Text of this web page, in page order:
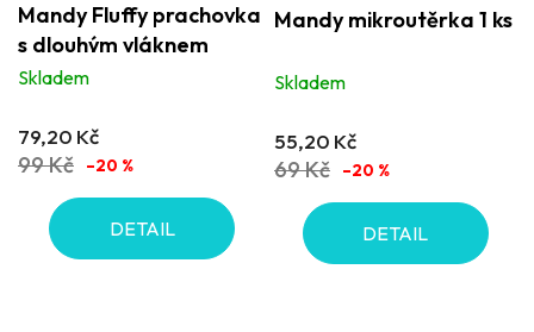
hodnocení
produktu
je
z
5
hvězdiček.
Mandy Fluffy prachovka
s dlouhým vláknem
Skladem
79,20 Kč
99 Kč –20 %
DETAIL
Mandy mikroutěrka 1 ks
Skladem
55,20 Kč
69 Kč –20 %
DETAIL